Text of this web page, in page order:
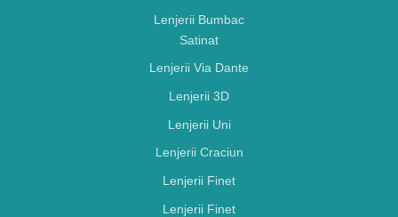
Lenjerii Bumbac
Satinat
Lenjerii Via Dante
Lenjerii 3D
Lenjerii Uni
Lenjerii Craciun
Lenjerii Finet
Lenjerii Finet